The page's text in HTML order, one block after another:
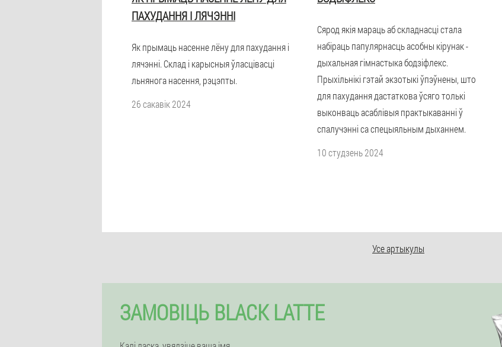
ПАХУДАННЯ І ЛЯЧЭННІ
Як прымаць насенне лёну для пахудання і
лячэнні. Склад і карысныя ўласцівасці
льнянога насення, рэцэпты.
26 сакавік 2024
Сярод якія мараць аб складнасці стала
набіраць папулярнасць асобны кірунак -
дыхальная гімнастыка бодзіфлекс.
Прыхільнікі гэтай экзотыкі ўпэўнены, што
для пахудання дастаткова ўсяго толькі
выконваць асаблівыя практыкаванні ў
спалучэнні са спецыяльным дыханнем.
10 студзень 2024
Усе артыкулы
ЗАМОВІЦЬ BLACK LATTE